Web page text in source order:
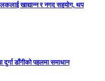
खाद्यान्न र नगद सहयोग, थप
डाँगीको पहलमा समाधान